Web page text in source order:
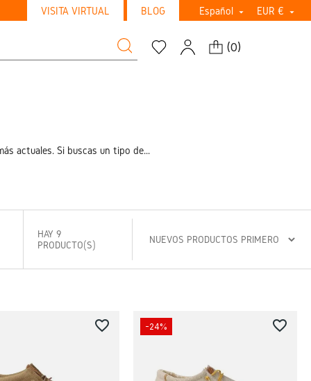
VISITA VIRTUAL BLOG Español  EUR € 
(0)
actuales. Si buscas un tipo de...
HAY 9
PRODUCTO(S)
favorite_border -24% favorite_border